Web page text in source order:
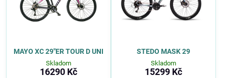
MAYO XC 29"ER TOUR D UNI
Skladom
16290 Kč
STEDO MASK 29
Skladom
15299 Kč